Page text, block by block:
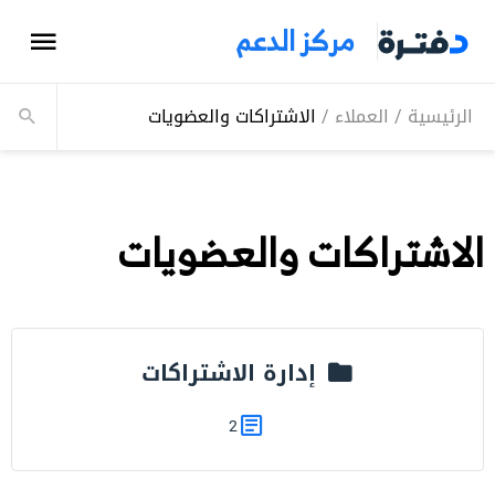
مركز الدعم
الرئيسية / العملاء / الاشتراكات والعضويات
الاشتراكات والعضويات
إدارة الاشتراكات
2